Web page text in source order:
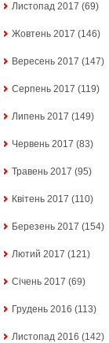
Листопад 2017 (69)
Жовтень 2017 (146)
Вересень 2017 (147)
Серпень 2017 (119)
Липень 2017 (149)
Червень 2017 (83)
Травень 2017 (95)
Квітень 2017 (110)
Березень 2017 (154)
Лютий 2017 (121)
Січень 2017 (69)
Грудень 2016 (113)
Листопад 2016 (142)